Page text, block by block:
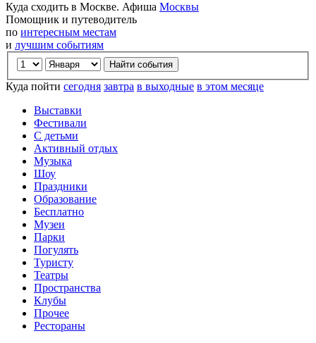
Куда сходить в Москве. Афиша Москвы
Помощник и путеводитель
по интересным местам
и лучшим событиям
Куда пойти сегодня завтра в выходные в этом месяце
Выставки
Фестивали
С детьми
Активный отдых
Музыка
Шоу
Праздники
Образование
Бесплатно
Музеи
Парки
Погулять
Туристу
Театры
Пространства
Клубы
Прочее
Рестораны